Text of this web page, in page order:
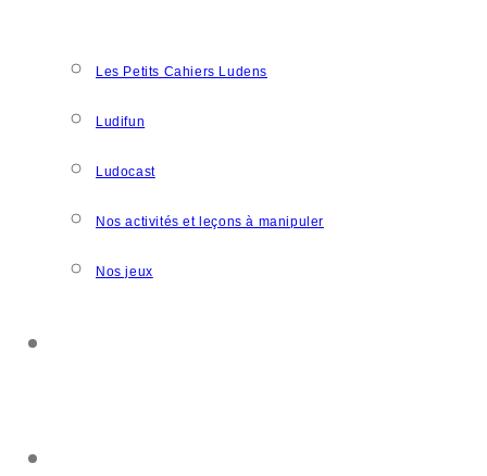
Les Petits Cahiers Ludens
Ludifun
Ludocast
Nos activités et leçons à manipuler
Nos jeux